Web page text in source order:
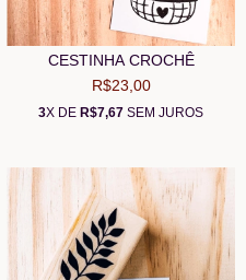
CESTINHA CROCHÊ
R$23,00
3X DE R$7,67 SEM JUROS